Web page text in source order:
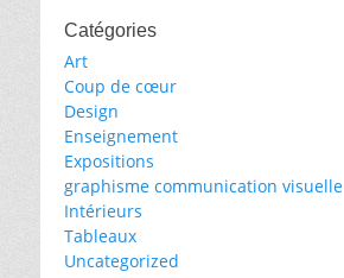
Catégories
Art
Coup de cœur
Design
Enseignement
Expositions
graphisme communication visuelle
Intérieurs
Tableaux
Uncategorized